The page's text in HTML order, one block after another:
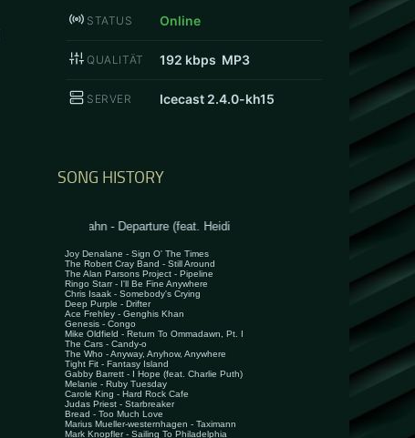
STATUS Online
QUALITÄT 192 kbps MP3
SERVER Icecast 2.4.0-kh15
SONG HISTORY